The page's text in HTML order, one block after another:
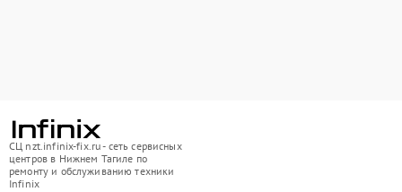
СЦ nzt.infinix-fix.ru - сеть сервисных
центров в Нижнем Тагиле по
ремонту и обслуживанию техники
Infinix